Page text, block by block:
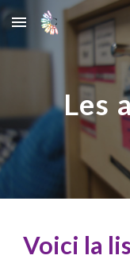
Skip to main content
Les
Voici la